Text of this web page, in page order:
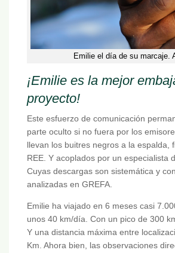
Emilie el día de su marcaje.
¡Emilie es la mejor
proyecto!
Este esfuerzo de comunicación
parte oculto si no fuera por los
llevan los buitres negros a la espalda,
REE. Y acoplados por un especialista
Cuyas descargas son sistemática y
analizadas en GREFA.
Emilie ha viajado en 6 meses casi
unos 40 km/día. Con un pico de 300
Y una distancia máxima entre
Km. Ahora bien, las observaciones